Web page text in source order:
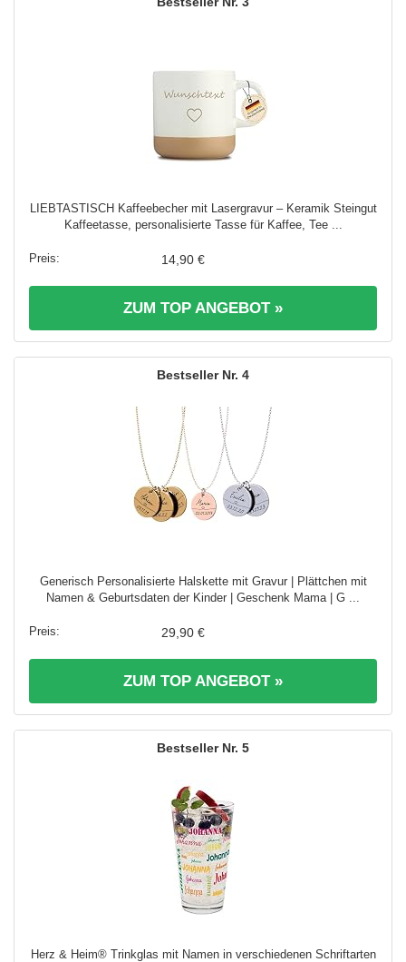
LIEBTASTISCH Kaffeebecher mit Lasergravur – Keramik Steingut
Kaffeetasse, personalisierte Tasse für Kaffee, Tee ...
14,90 €
ZUM TOP ANGEBOT »
4
Generisch Personalisierte Halskette mit Gravur | Plättchen mit
Namen & Geburtsdaten der Kinder | Geschenk Mama | G ...
29,90 €
ZUM TOP ANGEBOT »
5
Herz & Heim® Trinkglas mit Namen in verschiedenen Schriftarten